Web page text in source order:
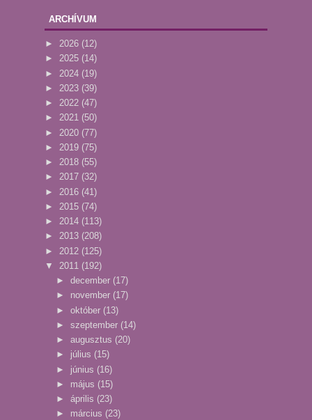
ARCHÍVUM
► 2026 (12)
► 2025 (14)
► 2024 (19)
► 2023 (39)
► 2022 (47)
► 2021 (50)
► 2020 (77)
► 2019 (75)
► 2018 (55)
► 2017 (32)
► 2016 (41)
► 2015 (74)
► 2014 (113)
► 2013 (208)
► 2012 (125)
▼ 2011 (192)
► december (17)
► november (17)
► október (13)
► szeptember (14)
► augusztus (20)
► július (15)
► június (16)
► május (15)
► április (23)
► március (23)